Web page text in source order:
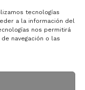
tecnologías
a la información del
nos permitirá
navegación o las
ID-ART